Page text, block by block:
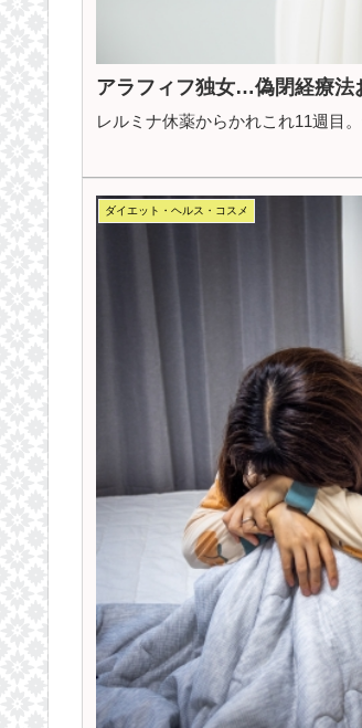
アラフィフ独女…偽閉経療法
レルミナ休薬からかれこれ11週目
ダイエット・ヘルス・コスメ